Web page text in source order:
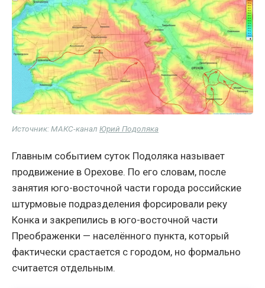
Источник: МАКС-канал Юрий Подоляка
Главным событием суток Подоляка называет
продвижение в Орехове. По его словам, после
занятия юго-восточной части города российские
штурмовые подразделения форсировали реку
Конка и закрепились в юго-восточной части
Преображенки — населённого пункта, который
фактически срастается с городом, но формально
считается отдельным.